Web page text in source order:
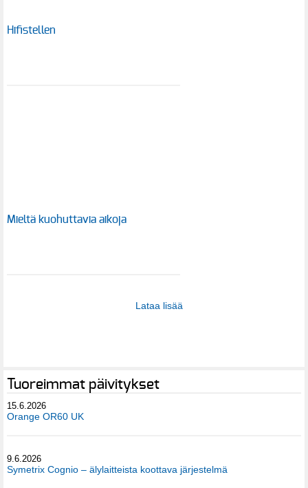
Hifistellen
Mieltä kuohuttavia aikoja
Lataa lisää
Tuoreimmat päivitykset
15.6.2026
Orange OR60 UK
9.6.2026
Symetrix Cognio – älylaitteista koottava järjestelmä